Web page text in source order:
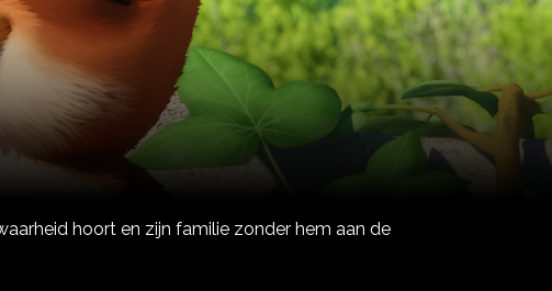
hoort en zijn familie zonder hem aan de